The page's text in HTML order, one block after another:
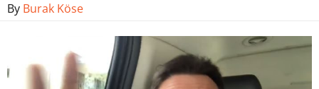
By Burak Köse